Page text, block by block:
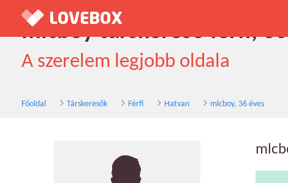
mlcboy társkereső férfi,
A szerelem legjobb oldala
Főoldal Társkeresők Férfi Hatvan mlcboy, 36 éves